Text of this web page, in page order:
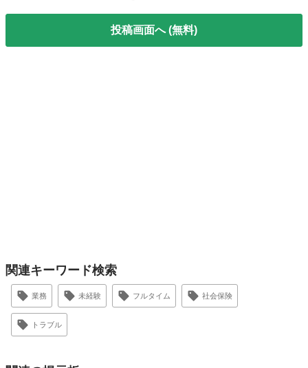
投稿画面へ (無料)
関連キーワード検索
業務 未経験 フルタイム 社会保険
トラブル